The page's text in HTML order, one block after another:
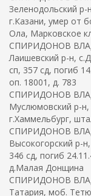
Зеленодольский
г.Казани, умер от
Ола, Марковское
СПИРИДОНОВ
Лаишевский р-н,
сп, 357 сд, погиб
оп. 18001, д. 783
СПИРИДОНОВ
Муслюмовский р-
г.Хаммельбург,
СПИРИДОНОВ
Высокогорский р-
346 сд, погиб
д.Малая Донщина
СПИРИДОНОВ
Татария, моб.